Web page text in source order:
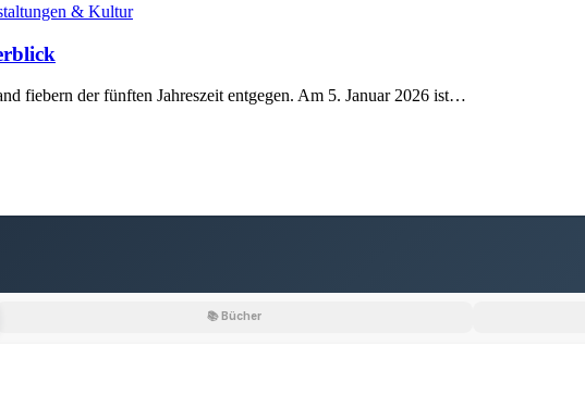
& Kultur
fiebern der fünften Jahreszeit entgegen. Am 5. Januar 2026 ist…
📚 Bücher